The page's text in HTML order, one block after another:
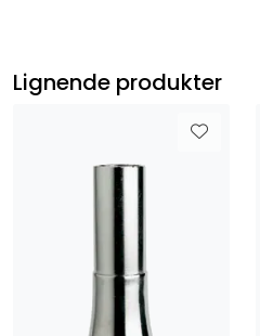
Lignende produkter